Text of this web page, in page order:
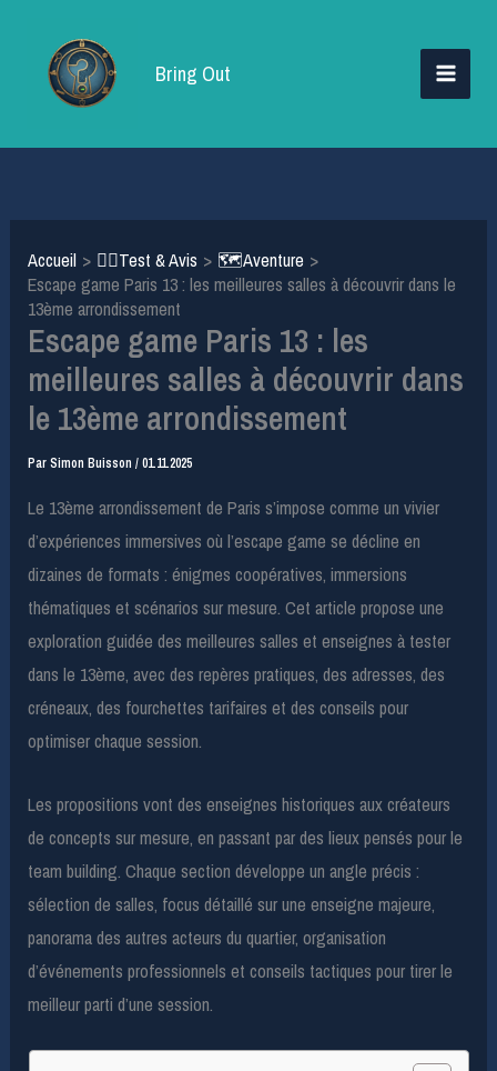
contenu
Bring Out
Accueil 🕵️‍♂️Test & Avis
🗺️Aventure
Escape game Paris 13 : les meilleures salles à découvrir dans le
13ème arrondissement
Escape game Paris 13 : les
meilleures salles à découvrir dans
le 13ème arrondissement
ParSimon Buisson/01.11.2025
Le 13ème arrondissement de Paris s’impose comme un vivier
d’expériences immersives où l’escape game se décline en
dizaines de formats : énigmes coopératives, immersions
thématiques et scénarios sur mesure. Cet article propose une
exploration guidée des meilleures salles et enseignes à tester
dans le 13ème, avec des repères pratiques, des adresses, des
créneaux, des fourchettes tarifaires et des conseils pour
optimiser chaque session.
Les propositions vont des enseignes historiques aux créateurs
de concepts sur mesure, en passant par des lieux pensés pour le
team building. Chaque section développe un angle précis :
sélection de salles, focus détaillé sur une enseigne majeure,
panorama des autres acteurs du quartier, organisation
d’événements professionnels et conseils tactiques pour tirer le
meilleur parti d’une session.